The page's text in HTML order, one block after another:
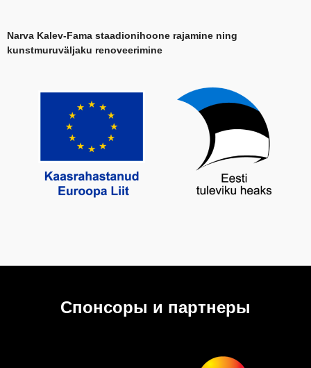
Narva Kalev-Fama staadionihoone rajamine ning
kunstmuruväljaku renoveerimine
Спонсоры и партнеры